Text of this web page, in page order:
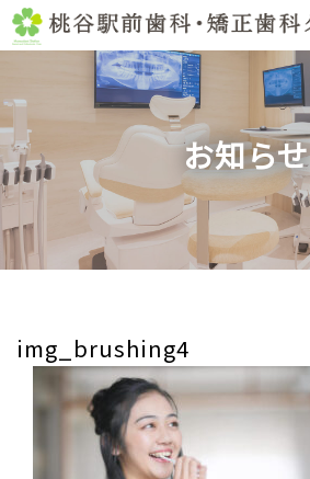
Skip
to
お知らせ
img_brushing4